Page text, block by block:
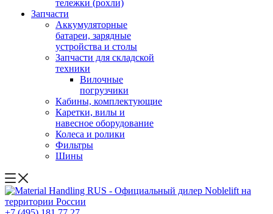
тележки (рохли)
Запчасти
Аккумуляторные
батареи, зарядные
устройства и столы
Запчасти для складской
техники
Вилочные
погрузчики
Кабины, комплектующие
Каретки, вилы и
навесное оборудование
Колеса и ролики
Фильтры
Шины